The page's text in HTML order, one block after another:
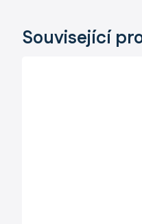
Související